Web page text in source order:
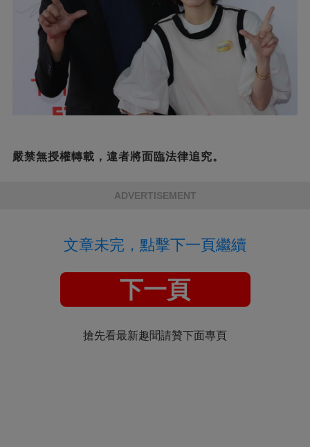
嚴禁無授權轉載，違者將面臨法律追究。
ADVERTISEMENT
文章未完，點擊下一頁繼續
下一頁
搶先看最新趣聞請贊下面專頁